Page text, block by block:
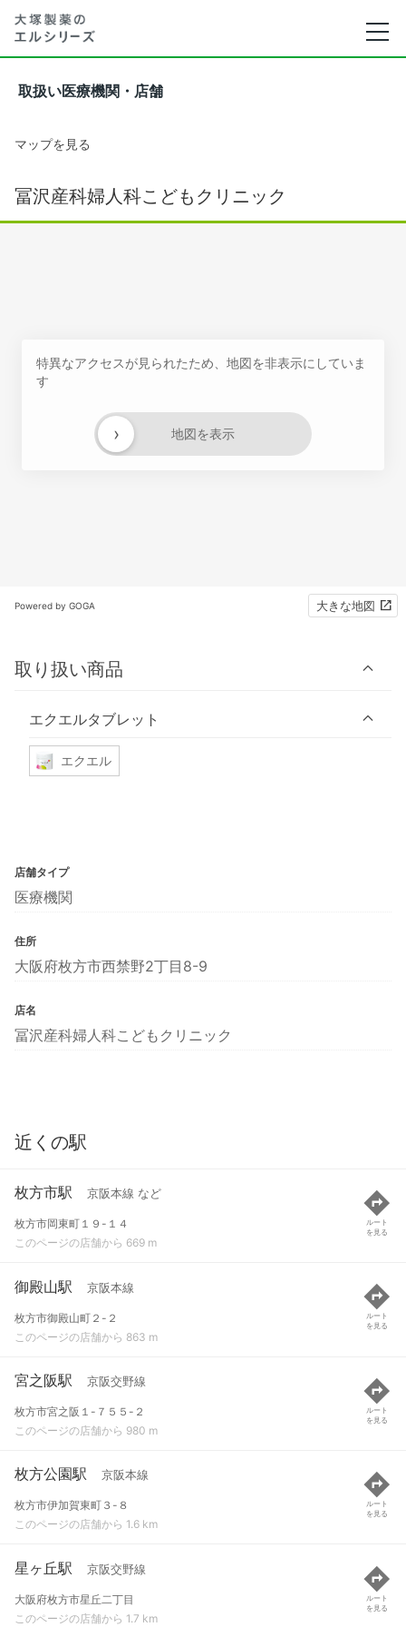
取扱い医療機関・店舗
マップを見る
冨沢産科婦人科こどもクリニック
特異なアクセスが見られたため、地図を非表示にしていま
す
地図を表示
›
Powered by GOGA 大きな地図
取り扱い商品
エクエルタブレット
エクエル
店舗タイプ
医療機関
住所
大阪府枚方市西禁野2丁目8-9
店名
冨沢産科婦人科こどもクリニック
近くの駅
枚方市駅 京阪本線 など
枚方市岡東町１９-１４
このページの店舗から 669 m
ルート
を見る
御殿山駅 京阪本線
枚方市御殿山町２-２
このページの店舗から 863 m
ルート
を見る
宮之阪駅 京阪交野線
枚方市宮之阪１-７５５-２
このページの店舗から 980 m
ルート
を見る
枚方公園駅 京阪本線
枚方市伊加賀東町３-８
このページの店舗から 1.6 km
ルート
を見る
星ヶ丘駅 京阪交野線
大阪府枚方市星丘二丁目
このページの店舗から 1.7 km
ルート
を見る